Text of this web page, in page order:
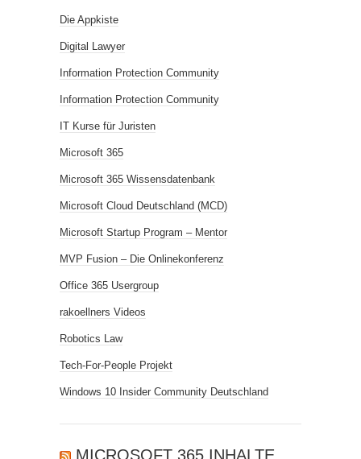
Die Appkiste
Digital Lawyer
Information Protection Community
Information Protection Community
IT Kurse für Juristen
Microsoft 365
Microsoft 365 Wissensdatenbank
Microsoft Cloud Deutschland (MCD)
Microsoft Startup Program – Mentor
MVP Fusion – Die Onlinekonferenz
Office 365 Usergroup
rakoellners Videos
Robotics Law
Tech-For-People Projekt
Windows 10 Insider Community Deutschland
MICROSOFT 365 INHALTE